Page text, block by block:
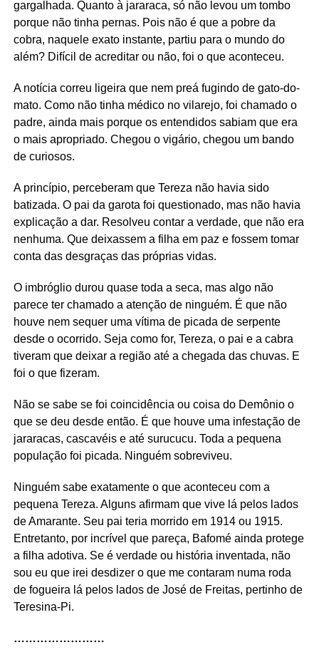
gargalhada. Quanto à jararaca, só não levou um tombo
porque não tinha pernas. Pois não é que a pobre da
cobra, naquele exato instante, partiu para o mundo do
além? Difícil de acreditar ou não, foi o que aconteceu.
A notícia correu ligeira que nem preá fugindo de gato-do-
mato. Como não tinha médico no vilarejo, foi chamado o
padre, ainda mais porque os entendidos sabiam que era
o mais apropriado. Chegou o vigário, chegou um bando
de curiosos.
A princípio, perceberam que Tereza não havia sido
batizada. O pai da garota foi questionado, mas não havia
explicação a dar. Resolveu contar a verdade, que não era
nenhuma. Que deixassem a filha em paz e fossem tomar
conta das desgraças das próprias vidas.
O imbróglio durou quase toda a seca, mas algo não
parece ter chamado a atenção de ninguém. É que não
houve nem sequer uma vítima de picada de serpente
desde o ocorrido. Seja como for, Tereza, o pai e a cabra
tiveram que deixar a região até a chegada das chuvas. E
foi o que fizeram.
Não se sabe se foi coincidência ou coisa do Demônio o
que se deu desde então. É que houve uma infestação de
jararacas, cascavéis e até surucucu. Toda a pequena
população foi picada. Ninguém sobreviveu.
Ninguém sabe exatamente o que aconteceu com a
pequena Tereza. Alguns afirmam que vive lá pelos lados
de Amarante. Seu pai teria morrido em 1914 ou 1915.
Entretanto, por incrível que pareça, Bafomé ainda protege
a filha adotiva. Se é verdade ou história inventada, não
sou eu que irei desdizer o que me contaram numa roda
de fogueira lá pelos lados de José de Freitas, pertinho de
Teresina-Pi.
……………………